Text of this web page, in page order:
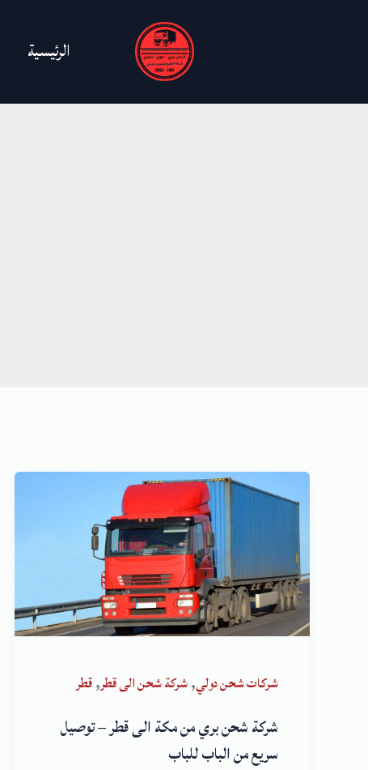
الرئيسية
شركات شحن دولي,شركة شحن الى قطر,قطر
شركة شحن بري من مكة الى قطر – توصيل
سريع من الباب للباب